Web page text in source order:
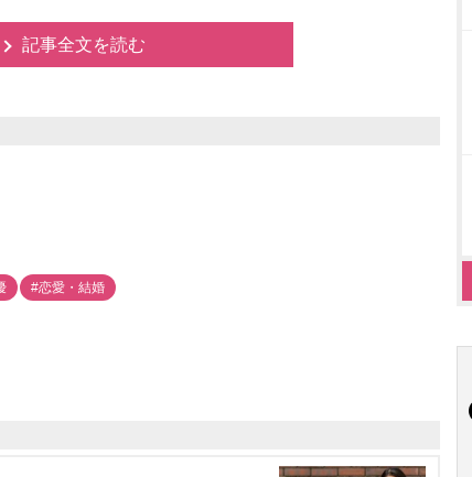
記事全文を読む
#恋愛・結婚